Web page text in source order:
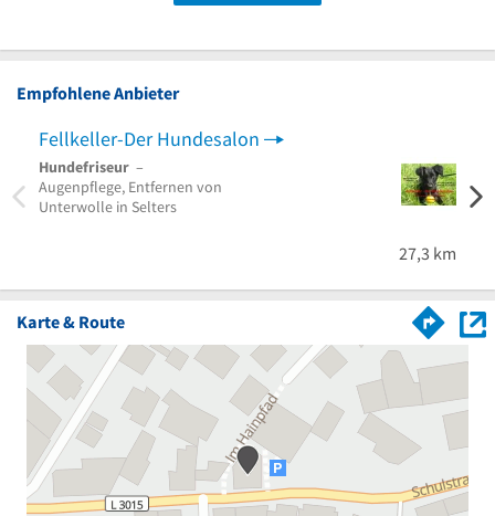
Empfohlene Anbieter
Fellkeller-Der Hundesalon
Hundefriseur –
Augenpflege, Entfernen von
Unterwolle in Selters
27,3 km
Karte & Route